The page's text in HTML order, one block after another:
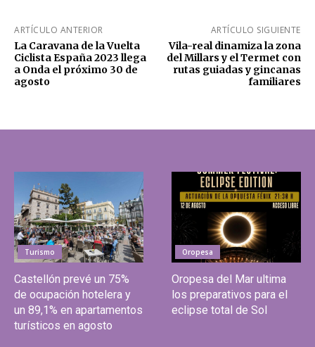
ARTÍCULO ANTERIOR
La Caravana de la Vuelta
Ciclista España 2023 llega
a Onda el próximo 30 de
agosto
ARTÍCULO SIGUIENTE
Vila-real dinamiza la zona
del Millars y el Termet con
rutas guiadas y gincanas
familiares
Turismo
Castellón prevé un 75%
de ocupación hotelera y
un 89,1% en apartamentos
turísticos en agosto
Oropesa
Oropesa del Mar ultima
los preparativos para el
eclipse total de Sol